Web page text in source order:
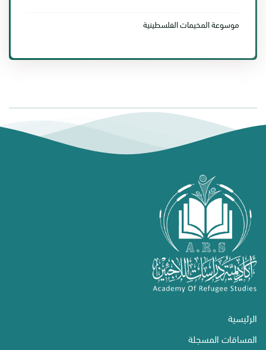
موسوعة المخيمات الفلسطينية
الرئيسية
المساقات المسجلة